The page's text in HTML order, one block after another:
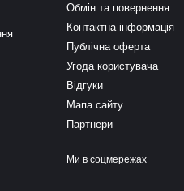
Обмін та повернення
Контактна інформація
Публічна оферта
Угода користувача
Відгуки
Мапа сайту
Партнери
Ми в соцмережах